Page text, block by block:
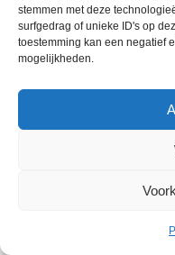
stemmen met deze
surfgedrag of unieke ID's op
toestemming kan een negatief
mogelijkheden.